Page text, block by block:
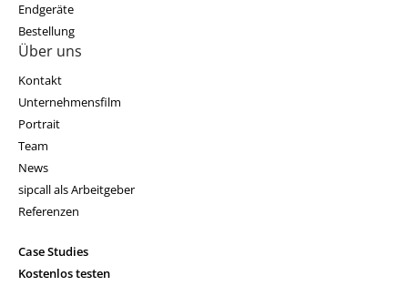
Endgeräte
Bestellung
Über uns
Kontakt
Unternehmensfilm
Portrait
Team
News
sipcall als Arbeitgeber
Referenzen
Case Studies
Kostenlos testen